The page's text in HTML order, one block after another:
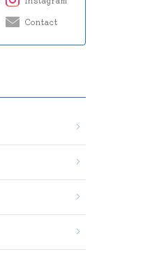
Contact